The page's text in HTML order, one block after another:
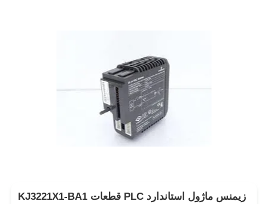
KJ3221X1-BA1 قطعات PLC زیمنس ماژول استاندارد